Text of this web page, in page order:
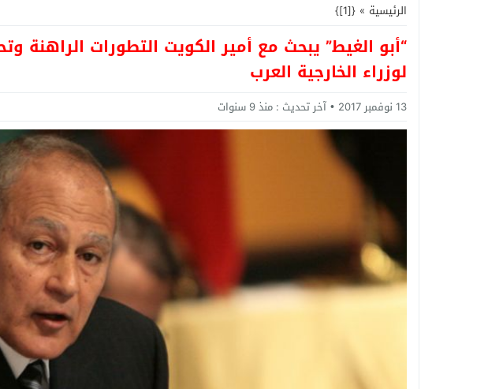
الرئيسية »
{[1]}
“أبو الغيط” يبحث مع أمير الكويت التطورات الراهنة
لوزراء الخارجية العرب
13 نوفمبر 2017 آخر تحديث : منذ 9 سنوات